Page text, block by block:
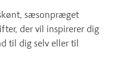
sæsonpræget
der vil inspirerer dig
til dig selv eller til